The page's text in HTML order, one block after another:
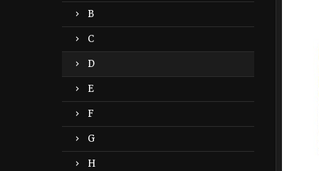
B
C
D
E
F
G
H